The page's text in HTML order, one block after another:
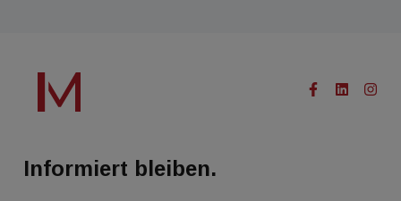
Informiert bleiben.